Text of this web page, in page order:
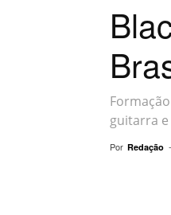
guitarra e
Por Redação -